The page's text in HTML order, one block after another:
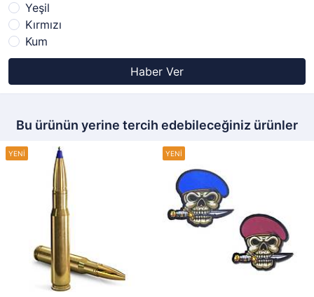
Yeşil
Kırmızı
Kum
Haber Ver
Bu ürünün yerine tercih edebileceğiniz ürünler